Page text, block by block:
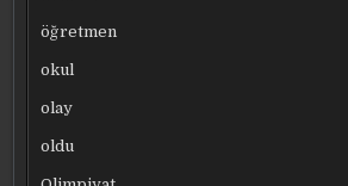
öğretmen
okul
olay
oldu